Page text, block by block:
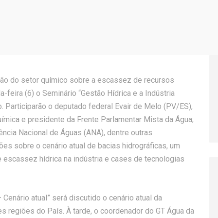
do setor químico sobre a escassez de recursos
feira (6) o Seminário “Gestão Hídrica e a Indústria
Participarão o deputado federal Evair de Melo (PV/ES),
e presidente da Frente Parlamentar Mista da Água;
Nacional de Águas (ANA), dentre outras
sobre o cenário atual de bacias hidrográficas, um
hídrica na indústria e cases de tecnologias
atual” será discutido o cenário atual da
do País. À tarde, o coordenador do GT Água da